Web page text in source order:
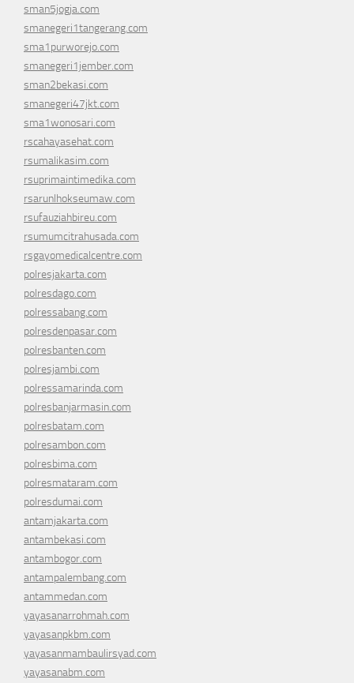
sman5jogja.com
smanegeri1tangerang.com
sma1purworejo.com
smanegeri1jember.com
sman2bekasi.com
smanegeri47jkt.com
sma1wonosari.com
rscahayasehat.com
rsumalikasim.com
rsuprimaintimedika.com
rsarunlhokseumaw.com
rsufauziahbireu.com
rsumumcitrahusada.com
rsgayomedicalcentre.com
polresjakarta.com
polresdago.com
polressabang.com
polresdenpasar.com
polresbanten.com
polresjambi.com
polressamarinda.com
polresbanjarmasin.com
polresbatam.com
polresambon.com
polresbima.com
polresmataram.com
polresdumai.com
antamjakarta.com
antambekasi.com
antambogor.com
antampalembang.com
antammedan.com
yayasanarrohmah.com
yayasanpkbm.com
yayasanmambaulirsyad.com
yayasanabm.com